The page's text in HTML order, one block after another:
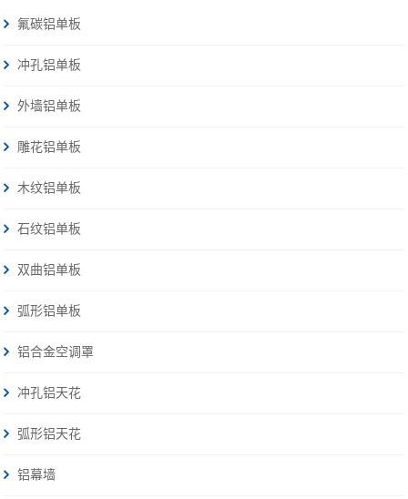
氟碳铝单板
冲孔铝单板
外墙铝单板
雕花铝单板
木纹铝单板
石纹铝单板
双曲铝单板
弧形铝单板
铝合金空调罩
冲孔铝天花
弧形铝天花
铝幕墙